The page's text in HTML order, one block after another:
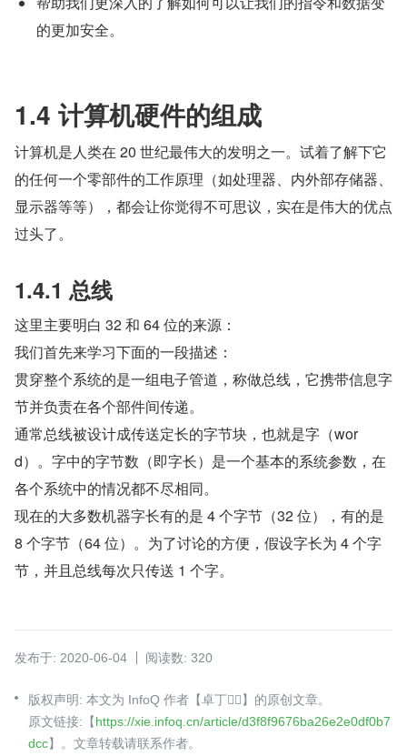
的更加安全。
1.4 计算机硬件的组成
计算机是人类在 20 世纪最伟大的发明之一。试着了解下它
的任何一个零部件的工作原理（如处理器、内外部存储器、
显示器等等），都会让你觉得不可思议，实在是伟大的优点
过头了。
1.4.1 总线
这里主要明白 32 和 64 位的来源：
我们首先来学习下面的一段描述：
贯穿整个系统的是一组电子管道，称做总线，它携带信息字
节并负责在各个部件间传递。
通常总线被设计成传送定长的字节块，也就是字（wor
d）。字中的字节数（即字长）是一个基本的系统参数，在
各个系统中的情况都不尽相同。
现在的大多数机器字长有的是 4 个字节（32 位），有的是
8 个字节（64 位）。为了讨论的方便，假设字长为 4 个字
节，并且总线每次只传送 1 个字。
发布于: 2020-06-04 阅读数: 320
版权声明: 本文为 InfoQ 作者【卓丁】的原创文章。
原文链接:【https://xie.infoq.cn/article/d3f8f9676ba26e2e0df0b7
dcc】。文章转载请联系作者。